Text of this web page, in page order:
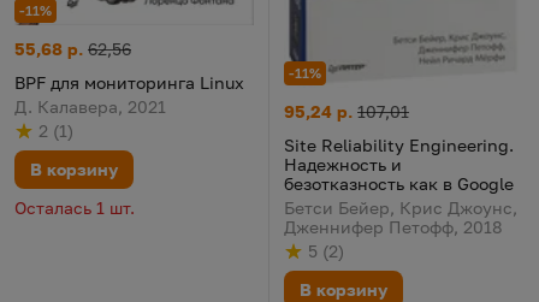
-11%
BPF для мониторинга Linux
Цена:
55,68 р.
Старая цена:
62,56
BPF для мониторинга Linux
Д. Калавера, 2021
Рейтинг
2
из 5 (
по результату
1
голосов)
В корзину
Осталась 1 шт.
-11%
Site Reliability Engineering.
Цена:
95,24 р.
Старая цена:
107,01
Site Reliability Engineering.
Надежность и
безотказность как в Google
Бетси Бейер, Крис Джоунс,
Дженнифер Петофф, 2018
Рейтинг
5
из 5 (
по результату
2
голосов)
В корзину